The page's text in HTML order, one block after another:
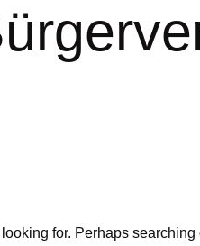
looking for. Perhaps